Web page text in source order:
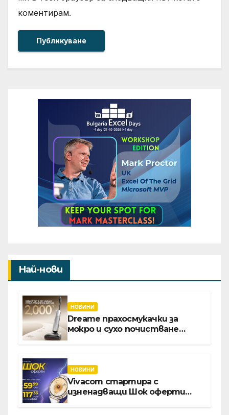
коментирам.
Най-нови
НОВИНИ
Dreame прахосмукачки за
мокро и сухо почистване
НОВИНИ
Vivacom стартира с
изненадващи Шок оферти